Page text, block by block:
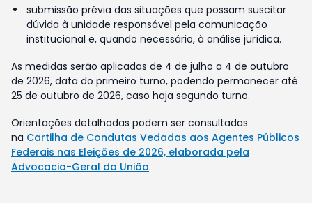
submissão prévia das situações que possam suscitar
dúvida à unidade responsável pela comunicação
institucional e, quando necessário, à análise jurídica.
As medidas serão aplicadas de 4 de julho a 4 de outubro
de 2026, data do primeiro turno, podendo permanecer até
25 de outubro de 2026, caso haja segundo turno.
Orientações detalhadas podem ser consultadas
na Cartilha de Condutas Vedadas aos Agentes Públicos
Federais nas Eleições de 2026, elaborada pela
Advocacia-Geral da União.